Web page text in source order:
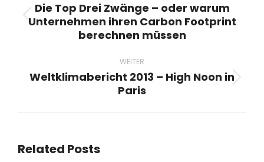
Vorheriger
Beitrag:
Die Top Drei Zwänge – oder warum
Unternehmen ihren Carbon Footprint
berechnen müssen
WEITER
Nächster
Weltklimabericht 2013 – High Noon in
Paris
Related Posts